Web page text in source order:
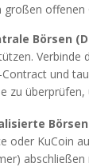
großen offenen
Börsen
Verbinde
und
zu
Börsen
oder KuCoin
abschließen